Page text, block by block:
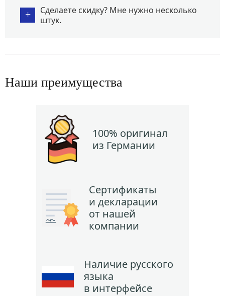
+
Сделаете скидку? Мне нужно несколько
штук.
Наши преимущества
100% оригинал
из Германии
Сертификаты
и декларации
от нашей
компании
Наличие русского
языка
в интерфейсе